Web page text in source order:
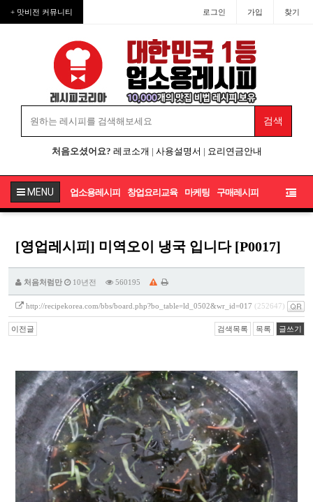
+ 맛비전 커뮤니티 로그인 가입 찾기
처음오셨어요? 레코소개 | 사용설명서 | 요리연금안내
MENU 업소용레시피 창업요리교육 마케팅 구매레시피
[영업레시피] 미역오이 냉국 입니다 [P0017]
처음처럼만 10년전 560195
http://recipekorea.com/bbs/board.php?bo_table=ld_0502&wr_id=017 (252647)
이전글 검색목록 목록 글쓰기